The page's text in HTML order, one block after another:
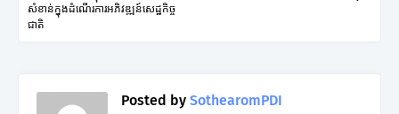
សំខាន់ក្នុងដំណើរការអភិវឌ្ឍន៍សេដ្ឋកិច្ច
ជាតិ
Posted by SothearomPDI